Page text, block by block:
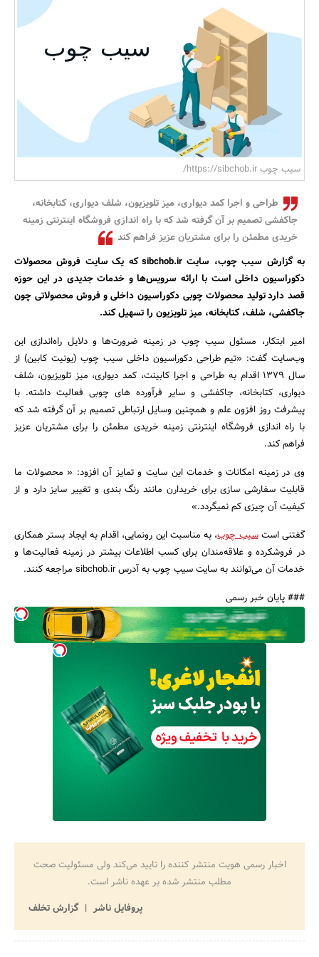
بانک، بیمه و سرمایه
مسکن و ساختمان
جستجو
سیب چوب https://sibchob.ir/
طراحی و اجرا کمد دیواری، میز تلویزیون، شلف دیواری، کتابخانه،
جاکفشی تصمیم بر آن گرفته شد که با راه اندازی فروشگاه اینترنتی زمینه
خریدی مطمئن را برای مشتریان عزیز فراهم کند
به گزارش سیب چوب، سایت sibchob.ir که یک سایت فروش محصولات
دکوراسیون داخلی است با ارائه سرویس‌ها و خدمات جدیدی در این حوزه
قصد دارد تولید محصولات چوبی دکوراسیون داخلی و فروش محصولاتی چون
جاکفشی، شلف، کتابخانه، میز تلویزیون را تسهیل کند.
امیر ابتکار، مسئول سیب چوب در زمینه ضرورت‌ها و دلایل راه‌اندازی این
وب‌سایت گفت: «تیم طراحی دکوراسیون داخلی سیب چوب (یونیت کابین) از
سال 1379 اقدام به طراحی و اجرا کابینت، کمد دیواری، میز تلویزیون، شلف
دیواری، کتابخانه، جاکفشی و سایر فرآورده های چوبی فعالیت داشته. با
پیشرفت روز افزون علم و همچنین وسایل ارتباطی تصمیم بر آن گرفته شد که
با راه اندازی فروشگاه اینترنتی زمینه خریدی مطمئن را برای مشتریان عزیز
فراهم کند.
وی در زمینه امکانات و خدمات این سایت و تمایز آن افزود: « محصولات ما
قابلیت سفارشی سازی برای خریدارن مانند رنگ بندی و تغییر سایز دارد و از
کیفیت آن چیزی کم نمیگردد.»
گفتنی استسیب چوب، به مناسبت این رونمایی، اقدام به ایجاد بستر همکاری
در فروشکرده و علاقه‌مندان برای کسب اطلاعات بیشتر در زمینه فعالیت‌ها و
خدمات آن می‌توانند به سایت سیب چوب به آدرس sibchob.ir مراجعه کنند.
### پایان خبر رسمی
اخبار رسمی هویت منتشر کننده را تایید می‌کند ولی مسئولیت صحت
مطلب منتشر شده بر عهده ناشر است.
پروفایل ناشر
گزارش تخلف